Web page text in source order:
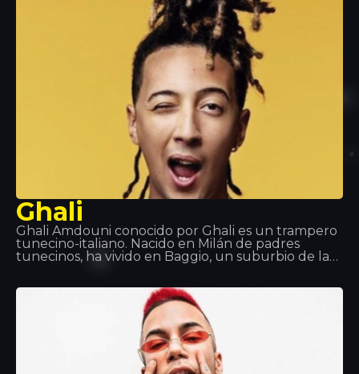
Ghali
Ghali Amdouni conocido por Ghali es un trampero
tunecino-italiano. Nacido en Milán de padres
tunecinos, ha vivido en Baggio, un suburbio de la
en parte de Troupe D’Elite, que también incluía al
rapero Er Nyah (más tarde conocido como Ernia), la
cantante Maite y el productor Fonzie (más tarde
conocido como Fawzi). El mismo año, recibió una
invitación del rapero Gué Pequeno, para firmar
con la discográfica Tanta Roba y realizó una gira